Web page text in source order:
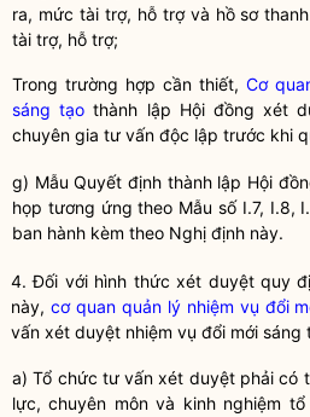
ra, mức tài trợ, hỗ trợ và hồ sơ
tài trợ, hỗ trợ;
Trong trường hợp cần thiết, Cơ
sáng tạo thành lập Hội đồng xét
chuyên gia tư vấn độc lập trước khi
g) Mẫu Quyết định thành lập Hội
họp tương ứng theo Mẫu số I.7, I.8,
ban hành kèm theo Nghị định này.
4. Đối với hình thức xét duyệt quy
này, cơ quan quản lý nhiệm vụ đổi
vấn xét duyệt nhiệm vụ đổi mới sáng
a) Tổ chức tư vấn xét duyệt phải có
lực, chuyên môn và kinh nghiệm